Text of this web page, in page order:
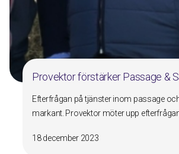
Provektor förstärker Passage &
Efterfrågan på tjänster inom passage
markant. Provektor möter upp
18 december 2023